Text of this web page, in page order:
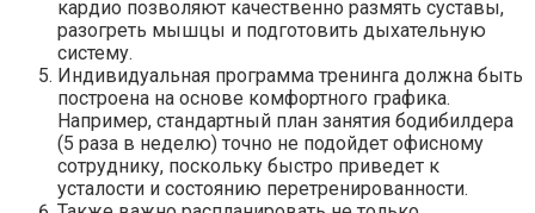
кардио позволяют качественно размять суставы,
разогреть мышцы и подготовить дыхательную
систему.
Индивидуальная программа тренинга должна быть
построена на основе комфортного графика.
Например, стандартный план занятия бодибилдера
(5 раза в неделю) точно не подойдет офисному
сотруднику, поскольку быстро приведет к
усталости и состоянию перетренированности.